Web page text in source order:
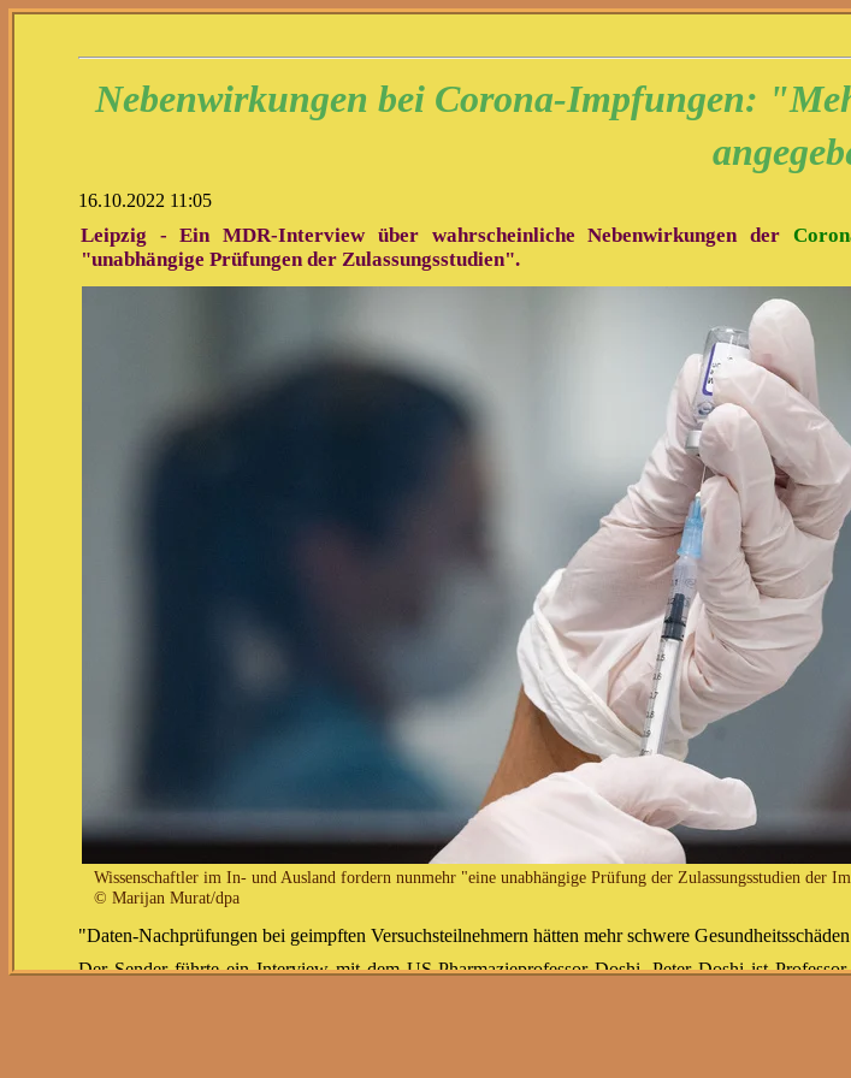
Nebenwirkungen bei Corona-Impfungen:
16.10.2022 11:05
Leipzig - Ein MDR-Interview über wahrscheinliche Nebenwirkungen der
"unabhängige Prüfungen der Zulassungsstudien".
Wissenschaftler im In- und Ausland fordern nunmehr "eine unabhängige Prüfung der Zulassungsstudien der
© Marijan Murat/dpa
"Daten-Nachprüfungen bei geimpften Versuchsteilnehmern hätten mehr schwere
Der Sender führte ein Interview mit dem US-Pharmazieprofessor Doshi. Peter Doshi ist